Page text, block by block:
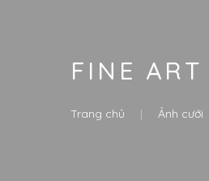
FINE
Trang chủ Ảnh cưới